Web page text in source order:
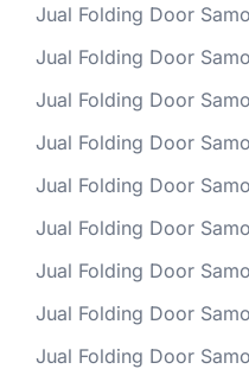
Jual Folding Door
Jual Folding Door
Jual Folding Door
Jual Folding Door
Jual Folding Door
Jual Folding Door
Jual Folding Door
Jual Folding Door
Jual Folding Door